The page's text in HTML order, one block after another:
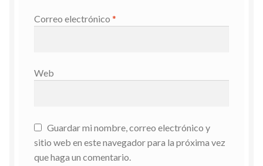
Correo electrónico *
Web
Guardar mi nombre, correo electrónico y
sitio web en este navegador para la próxima vez
que haga un comentario.